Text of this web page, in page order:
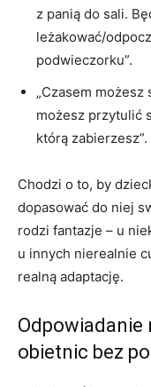
z panią do sali.
leżakować/
podwieczorku”.
„Czasem możesz
możesz przytulić
którą zabierzesz”.
Chodzi o to, by
dopasować do niej
rodzi fantazje – u
u innych nierealnie
realną adaptację.
Odpowiadanie
obietnic bez